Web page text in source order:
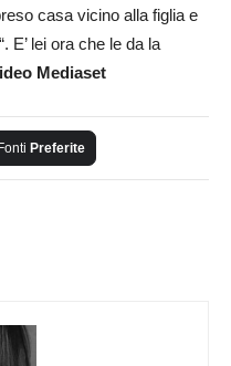
casa vicino alla figlia e
“. E’ lei ora che le da la
Mediaset
Fonti Preferite